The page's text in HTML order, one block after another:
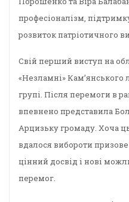
професіоналізм,
розвиток патріотичного
Свій перший виступ на
«Незламні» Кам’янського
групі. Після перемоги в
впевнено представила
Арцизьку громаду. Хоча
вдалося вибороти
цінний досвід і нові
перемог.